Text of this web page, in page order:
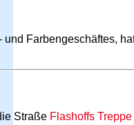
und Farbengeschäftes,
Straße Flashoffs Treppe